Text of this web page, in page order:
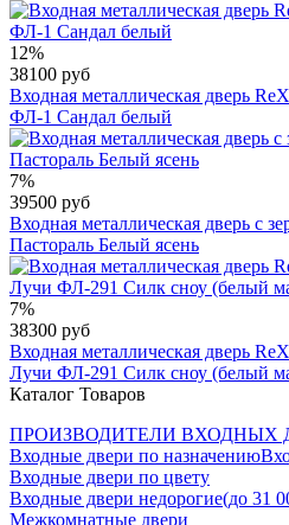
12%
38100 руб
Входная металлическая дверь
ФЛ-1 Сандал белый
7%
39500 руб
Входная металлическая дверь с
Пастораль Белый ясень
7%
38300 руб
Входная металлическая дверь
Лучи ФЛ-291 Силк сноу (белый
Каталог Товаров
ПРОИЗВОДИТЕЛИ ВХОДНЫХ
Входные двери по назначению
Входные двери по цвету
Входные двери недорогие(до 31
Межкомнатные двери